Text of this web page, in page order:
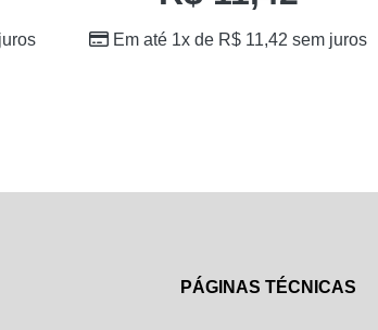
Em até 1x de R$ 11,42 sem juros
PÁGINAS TÉCNICAS